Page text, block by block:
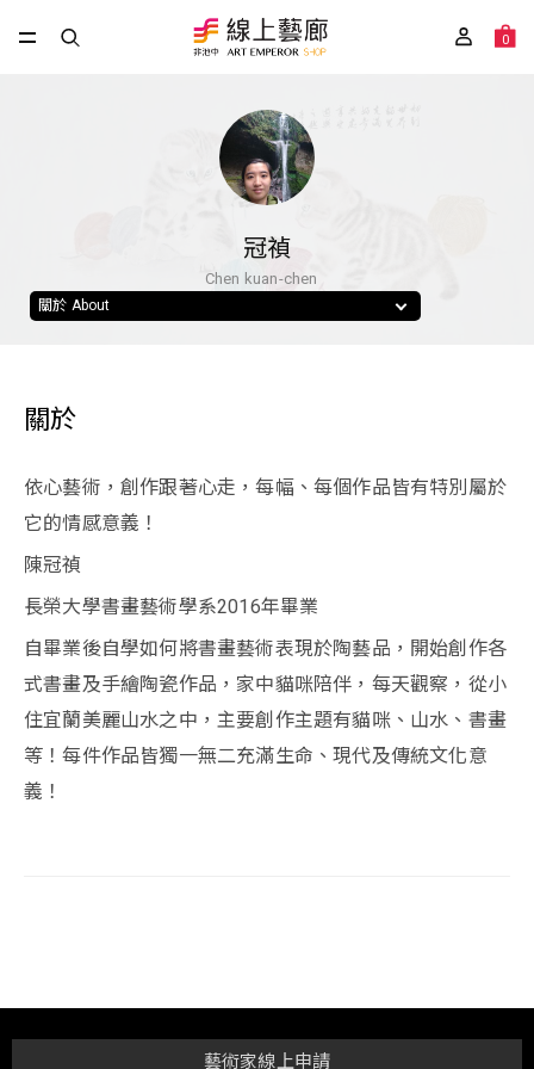
0
冠禎
Chen kuan-chen
關於 About
關於
依心藝術，創作跟著心走，每幅、每個作品皆有特別屬於
它的情感意義！
陳冠禎
長榮大學書畫藝術學系2016年畢業
自畢業後自學如何將書畫藝術表現於陶藝品，開始創作各
式書畫及手繪陶瓷作品，家中貓咪陪伴，每天觀察，從小
住宜蘭美麗山水之中，主要創作主題有貓咪、山水、書畫
等！每件作品皆獨一無二充滿生命、現代及傳統文化意
義！
藝術家線上申請